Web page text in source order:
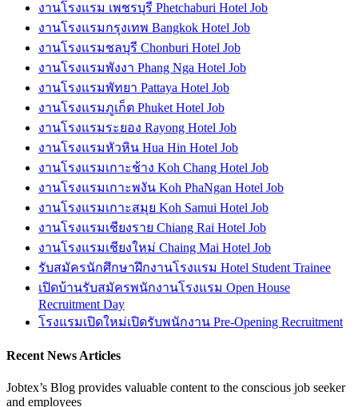
งานโรงแรม เพชรบุรี Phetchaburi Hotel Job
งานโรงแรมกรุงเทพ Bangkok Hotel Job
งานโรงแรมชลบุรี Chonburi Hotel Job
งานโรงแรมพังงา Phang Nga Hotel Job
งานโรงแรมพัทยา Pattaya Hotel Job
งานโรงแรมภูเก็ต Phuket Hotel Job
งานโรงแรมระยอง Rayong Hotel Job
งานโรงแรมหัวหิน Hua Hin Hotel Job
งานโรงแรมเกาะช้าง Koh Chang Hotel Job
งานโรงแรมเกาะพงัน Koh PhaNgan Hotel Job
งานโรงแรมเกาะสมุย Koh Samui Hotel Job
งานโรงแรมเชียงราย Chiang Rai Hotel Job
งานโรงแรมเชียงใหม่ Chaing Mai Hotel Job
รับสมัครนักศึกษาฝึกงานโรงแรม Hotel Student Trainee
เปิดบ้านรับสมัครพนักงานโรงแรม Open House
Recruitment Day
โรงแรมเปิดใหม่เปิดรับพนักงาน Pre-Opening Recruitment
Recent News Articles
Jobtex’s Blog provides valuable content to the conscious job seeker
and employees